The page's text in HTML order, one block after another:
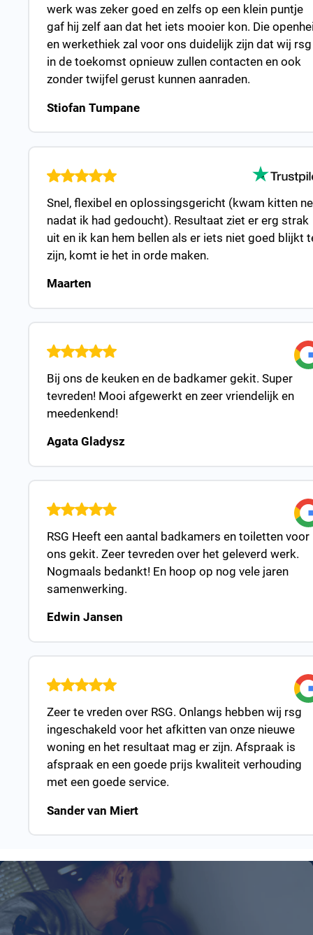
werk was zeker goed en zelfs op een klein puntje
gaf hij zelf aan dat het iets mooier kon. Die
en werkethiek zal voor ons duidelijk zijn dat wij rsg
in de toekomst opnieuw zullen contacten en ook
zonder twijfel gerust kunnen aanraden.
Stiofan Tumpane
Snel, flexibel en oplossingsgericht (kwam kitten
nadat ik had gedoucht). Resultaat ziet er erg strak
uit en ik kan hem bellen als er iets niet goed blijkt
zijn, komt ie het in orde maken.
Maarten
Bij ons de keuken en de badkamer gekit. Super
tevreden! Mooi afgewerkt en zeer vriendelijk en
meedenkend!
Agata Gladysz
RSG Heeft een aantal badkamers en toiletten voor
ons gekit. Zeer tevreden over het geleverd werk.
Nogmaals bedankt! En hoop op nog vele jaren
samenwerking.
Edwin Jansen
Zeer te vreden over RSG. Onlangs hebben wij rsg
ingeschakeld voor het afkitten van onze nieuwe
woning en het resultaat mag er zijn. Afspraak is
afspraak en een goede prijs kwaliteit verhouding
met een goede service.
Sander van Miert